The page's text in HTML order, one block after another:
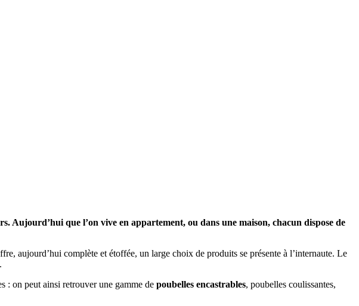
Aujourd’hui que l’on vive en appartement, ou dans une maison, chacun dispose de
aujourd’hui complète et étoffée, un large choix de produits se présente à l’internaute. Le
: on peut ainsi retrouver une gamme de poubelles encastrables, poubelles coulissantes,